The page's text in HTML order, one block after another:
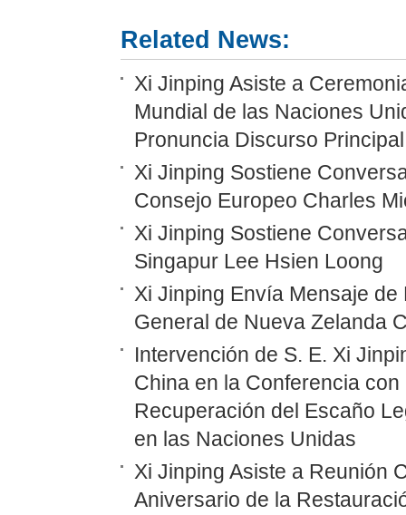
Related News:
Xi Jinping Asiste a
Mundial de las Naciones
Pronuncia Discurso Principal
Xi Jinping Sostiene
Consejo Europeo Charles
Xi Jinping Sostiene
Singapur Lee Hsien Loong
Xi Jinping Envía Mensaje
General de Nueva Zelanda
Intervención de S. E. Xi
China en la Conferencia
Recuperación del Escaño
en las Naciones Unidas
Xi Jinping Asiste a Reunión
Aniversario de la